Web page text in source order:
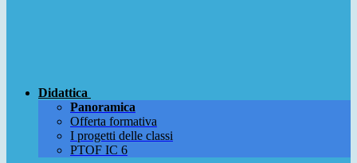
Didattica
Panoramica
Offerta formativa
I progetti delle classi
PTOF IC 6